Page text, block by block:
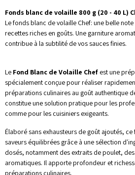
Fonds blanc de volaille 800 g (20 - 40 L)
Le fonds blanc de volaille Chef: une belle
recettes riches en goûts. Une garniture
contribue à la subtilité de vos sauces finies.
Le Fond Blanc de Volaille Chef est une
spécialement conçue pour réaliser
préparations culinaires au goût authentique
constitue une solution pratique pour les
comme pour les cuisiniers exigeants.
Élaboré sans exhausteurs de goût ajoutés,
saveurs équilibrées grâce à une sélection
dosés, notamment des extraits de poulet,
aromatiques. Il apporte profondeur et
préparations culinaires.